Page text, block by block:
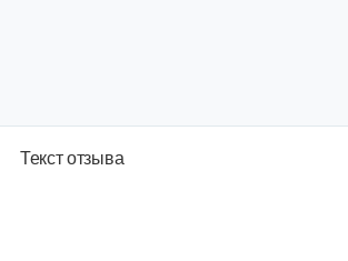
Текст отзыва
3+6=